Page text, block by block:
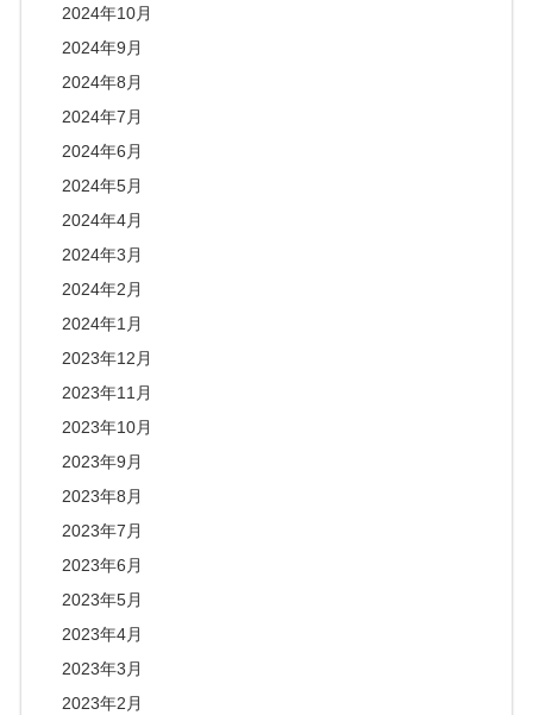
2024年10月
2024年9月
2024年8月
2024年7月
2024年6月
2024年5月
2024年4月
2024年3月
2024年2月
2024年1月
2023年12月
2023年11月
2023年10月
2023年9月
2023年8月
2023年7月
2023年6月
2023年5月
2023年4月
2023年3月
2023年2月